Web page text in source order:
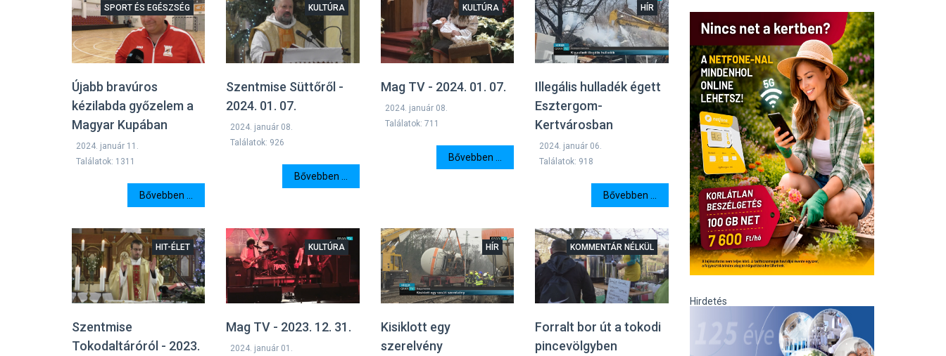
Újabb bravúros
kézilabda győzelem a
Magyar Kupában
SPORT ÉS EGÉSZSÉG
2024. január 11.
Találatok: 1311
Bővebben ...
Szentmise Süttőről -
2024. 01. 07.
KULTÚRA
2024. január 08.
Találatok: 926
Bővebben ...
Mag TV - 2024. 01. 07.
KULTÚRA
2024. január 08.
Találatok: 711
Bővebben ...
Illegális hulladék égett
Esztergom-
Kertvárosban
HÍR
2024. január 06.
Találatok: 918
Bővebben ...
Szentmise
Tokodaltáróról - 2023.
HIT-ÉLET
Mag TV - 2023. 12. 31.
KULTÚRA
2024. január 01.
Kisiklott egy
szerelvény
HÍR
Forralt bor út a tokodi
pincevölgyben
KOMMENTÁR NÉLKÜL
Hirdetés